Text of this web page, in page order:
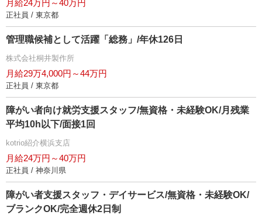
月給24万円～40万円
正社員 / 東京都
管理職候補として活躍「総務」/年休126日
株式会社桐井製作所
月給29万4,000円～44万円
正社員 / 東京都
障がい者向け就労支援スタッフ/無資格・未経験OK/月残業
平均10h以下/面接1回
kotrio紹介横浜支店
月給24万円～40万円
正社員 / 神奈川県
障がい者支援スタッフ・デイサービス/無資格・未経験OK/
ブランクOK/完全週休2日制